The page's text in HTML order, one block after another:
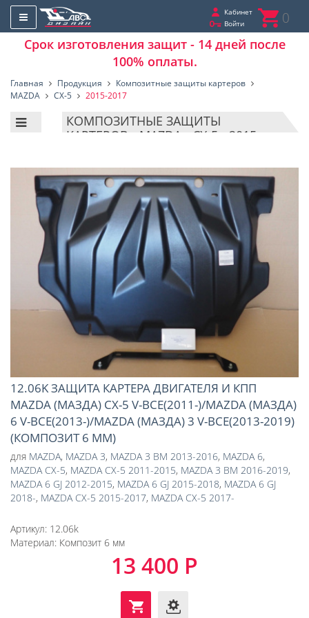
Кабинет
Войти
0
Срок изготовления защит - 14 дней после
100% оплаты.
Главная Продукция
Композитные защиты картеров
MAZDA
CX-5 2015-2017
КОМПОЗИТНЫЕ ЗАЩИТЫ
КАРТЕРОВ - MAZDA - CX-5 - 2015-
12.06K ЗАЩИТА КАРТЕРА ДВИГАТЕЛЯ И КПП
MAZDA (МАЗДА) CX-5 V-ВСЕ(2011-)/MAZDA (МАЗДА)
6 V-ВСЕ(2013-)/MAZDA (МАЗДА) 3 V-ВСЕ(2013-2019)
(КОМПОЗИТ 6 ММ)
для MAZDA, MAZDA 3, MAZDA 3 BM 2013-2016, MAZDA 6,
MAZDA CX-5, MAZDA CX-5 2011-2015, MAZDA 3 BM 2016-2019,
MAZDA 6 GJ 2012-2015, MAZDA 6 GJ 2015-2018, MAZDA 6 GJ
2018-, MAZDA CX-5 2015-2017, MAZDA CX-5 2017-
Артикул: 12.06k
Материал: Композит 6 мм
13 400 Р